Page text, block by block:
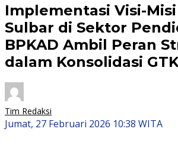
Implementasi Visi-
Sulbar di Sektor
BPKAD Ambil Peran
dalam Konsolidasi
Tim Redaksi
Jumat, 27 Februari 2026 10:38 WITA